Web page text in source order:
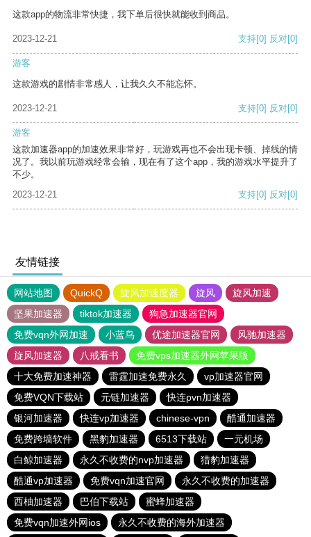
这款app的物流非常快捷，我下单后很快就能收到商品。
2023-12-21 支持[0] 反对[0]
游客
这款游戏的剧情非常感人，让我久久不能忘怀。
2023-12-21 支持[0] 反对[0]
游客
这款加速器app的加速效果非常好，玩游戏再也不会出现卡顿、掉线的情
况了。我以前玩游戏经常会输，现在有了这个app，我的游戏水平提升了
不少。
2023-12-21
支持[0] 反对[0]
友情链接
网站地图 QuickQ 旋风加速度器 旋风
旋风加速
坚果加速器
tiktok加速器
狗急加速器官网
免费vqn外网加速
小蓝鸟 优途加速器官网
风驰加速器
旋风加速器
八戒看书
免费vps加速器外网苹果版
十大免费加速神器
雷霆加速免费永久
vp加速器官网
免费VQN下载站
元链加速器
快连pvn加速器
银河加速器
快连vp加速器 chinese-vpn
酷通加速器
免费跨墙软件
黑豹加速器 6513下载站
一元机场
白鲸加速器
永久不收费的nvp加速器
猎豹加速器
酷通vp加速器
免费vqn加速官网
永久不收费的加速器
西柚加速器
巴伯下载站
蜜蜂加速器
免费vqn加速外网ios
永久不收费的海外加速器